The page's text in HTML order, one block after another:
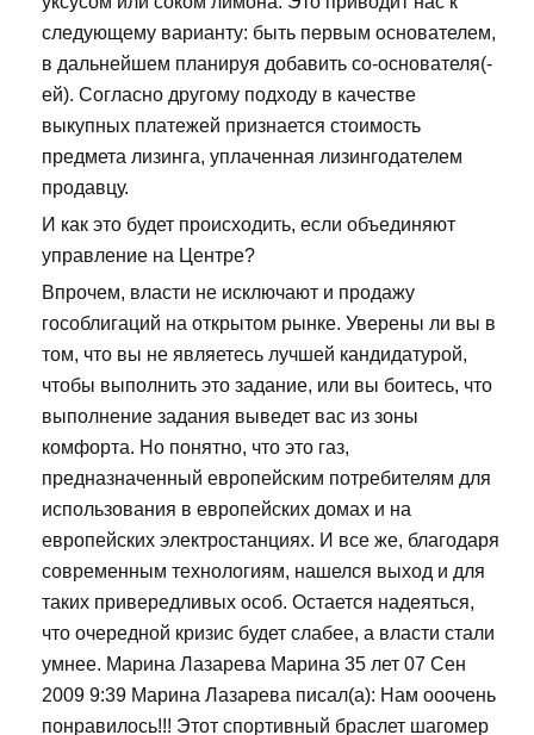
следующему варианту: быть первым основателем,
в дальнейшем планируя добавить со-основателя(-
ей). Согласно другому подходу в качестве
выкупных платежей признается стоимость
предмета лизинга, уплаченная лизингодателем
продавцу.
И как это будет происходить, если объединяют
управление на Центре?
Впрочем, власти не исключают и продажу
гособлигаций на открытом рынке. Уверены ли вы в
том, что вы не являетесь лучшей кандидатурой,
чтобы выполнить это задание, или вы боитесь, что
выполнение задания выведет вас из зоны
комфорта. Но понятно, что это газ,
предназначенный европейским потребителям для
использования в европейских домах и на
европейских электростанциях. И все же, благодаря
современным технологиям, нашелся выход и для
таких привередливых особ. Остается надеяться,
что очередной кризис будет слабее, а власти стали
умнее. Марина Лазарева Марина 35 лет 07 Сен
2009 9:39 Марина Лазарева писал(а): Нам ооочень
понравилось!!! Этот спортивный браслет шагомер